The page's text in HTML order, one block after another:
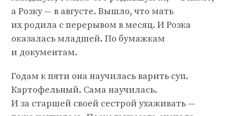
а Розку — в августе. Вышло, что мать
их родила с перерывом в месяц. И Розка
оказалась младшей. По бумажкам
и документам.
Годам к пяти она научилась варить суп.
Картофельный. Сама научилась.
И за старшей своей сестрой ухаживать —